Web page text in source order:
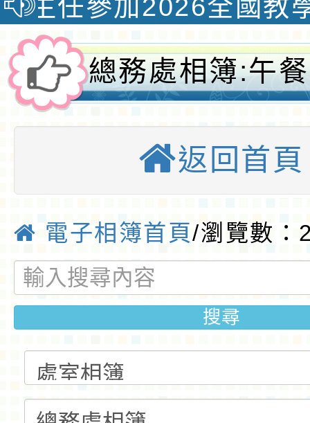
2026全國教學創新
總務處相簿:午
返回首頁
電子相簿首頁/瀏覽數：
搜尋